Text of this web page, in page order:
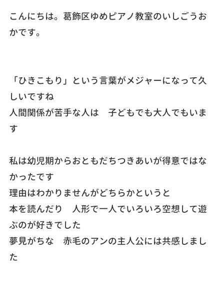
こんにちは。葛飾区ゆめピアノ教室のいしごうお
かです。
「ひきこもり」という言葉がメジャーになって久
しいですね
人間関係が苦手な人は 子どもでも大人でもいま
す
私は幼児期からおともだちつきあいが得意ではな
かったです
理由はわかりませんがどちらかというと
本を読んだり 人形で一人でいろいろ空想して遊
ぶのが好きでした
夢見がちな 赤毛のアンの主人公には共感しまし
た